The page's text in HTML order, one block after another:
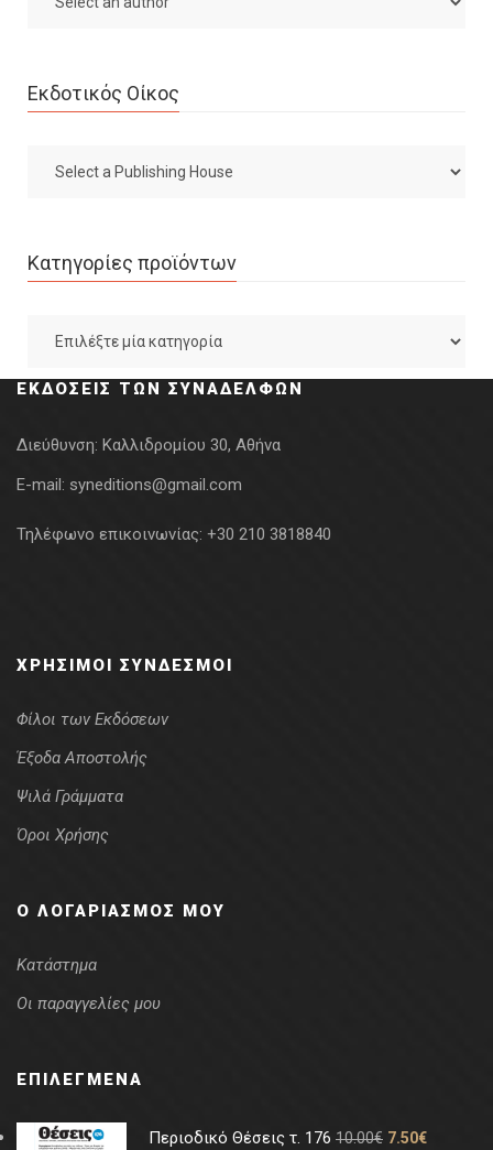
Εκδοτικός Οίκος
Κατηγορίες προϊόντων
ΕΚΔΌΣΕΙΣ ΤΩΝ ΣΥΝΑΔΈΛΦΩΝ
Διεύθυνση: Καλλιδρομίου 30, Αθήνα
E-mail: syneditions@gmail.com
Τηλέφωνο επικοινωνίας: +30 210 3818840
ΧΡΉΣΙΜΟΙ ΣΎΝΔΕΣΜΟΙ
Φίλοι των Εκδόσεων
Έξοδα Αποστολής
Ψιλά Γράμματα
Όροι Χρήσης
Ο ΛΟΓΑΡΙΑΣΜΌΣ ΜΟΥ
Κατάστημα
Οι παραγγελίες μου
ΕΠΙΛΕΓΜΈΝΑ
Περιοδικό Θέσεις τ. 176 10.00€ 7.50€